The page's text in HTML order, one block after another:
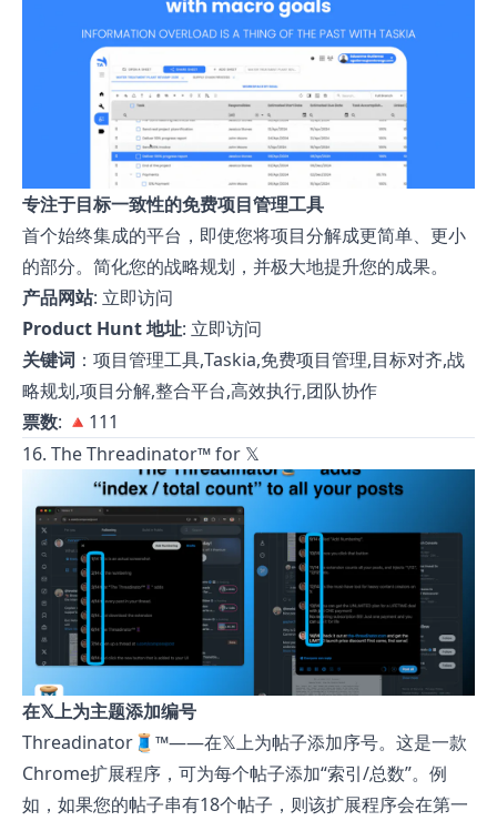
专注于目标一致性的免费项目管理工具
首个始终集成的平台，即使您将项目分解成更简单、更小
的部分。简化您的战略规划，并极大地提升您的成果。
产品网站: 立即访问
Product Hunt 地址: 立即访问
关键词 ：项目管理工具,Taskia,免费项目管理,目标对齐,战
略规划,项目分解,整合平台,高效执行,团队协作
票数: 🔺111
16. The Threadinator™ for 𝕏
在𝕏上为主题添加编号
Threadinator🧵™——在𝕏上为帖子添加序号。这是一款
Chrome扩展程序，可为每个帖子添加“索引/总数”。例
如，如果您的帖子串有18个帖子，则该扩展程序会在第一